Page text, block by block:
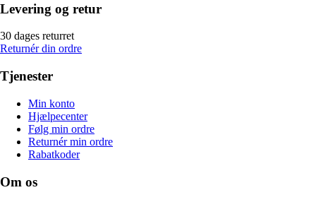
Levering og retur
30 dages returret
Returnér din ordre
Tjenester
Min konto
Hjælpecenter
Følg min ordre
Returnér min ordre
Rabatkoder
Om os